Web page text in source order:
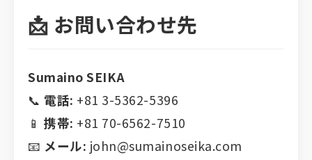
📩 お問い合わせ先
Sumaino SEIKA
📞 電話: +81 3-5362-5396
📱携帯: +81 70-6562-7510
📧 メール: john@sumainoseika.com